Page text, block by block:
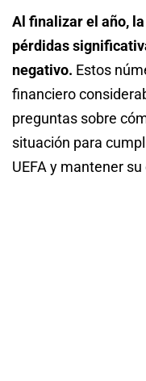
Al finalizar el año,
pérdidas
negativo. Estos
financiero
preguntas sobre
situación para
UEFA y mantener